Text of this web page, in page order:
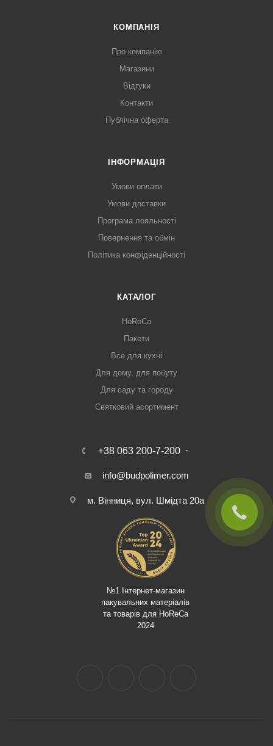
КОМПАНІЯ
Про компанію
Магазини
Відгуки
Контакти
Публічна оферта
ІНФОРМАЦІЯ
Умови оплати
Умови доставки
Програма лояльності
Повернення та обмін
Політика конфіденційності
КАТАЛОГ
HoReCa
Пакети
Все для кухні
Для дому, для побуту
Для саду та городу
Святковий асортимент
+38 063 200-7-200
info@budpolimer.com
м. Вінниця, вул. Шмідта 20а
№1 Інтернет-магазин
пакувальних матеріалів
та товарів для HoReCa
2024